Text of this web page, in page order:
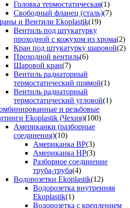
Головка термостатическая(1)
Свободный фланец (сталь)(7)
и Вентили Ekoplastik(19)
Вентиль под штукатурку
проходной с кожухом из хрома(2)
Кран под штукатурку шаровой(2)
Проходной вентиль(6)
Шаровой кран(7)
Вентиль радиаторный
термостатический прямой(1)
Вентиль радиаторный
термостатический угловой(1)
и резьбовые
Ekoplastik (Чехия)(100)
Американки (разборные
соединения)(10)
Американка ВР(3)
Американка НР(3)
Разборное соединение
труба-труба(4)
Водорозетки Ekoplastik(12)
Водорозетка внутренняя
Ekoplastik(1)
Водорозетка с креплением